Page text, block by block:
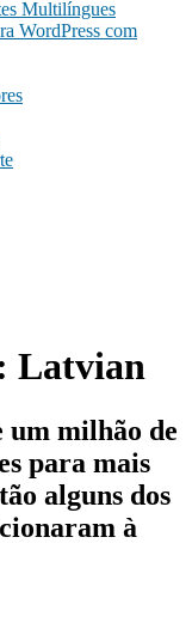
Multilíngues
WordPress com
Latvian
milhão de
para mais
alguns dos
à